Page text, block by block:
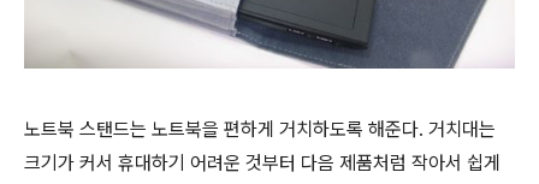
노트북 스탠드는 노트북을 편하게 거치하도록 해준다. 거치대는
크기가 커서 휴대하기 어려운 것부터 다음 제품처럼 작아서 쉽게